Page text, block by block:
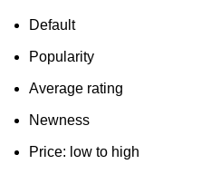
Default
Popularity
Average rating
Newness
Price: low to high